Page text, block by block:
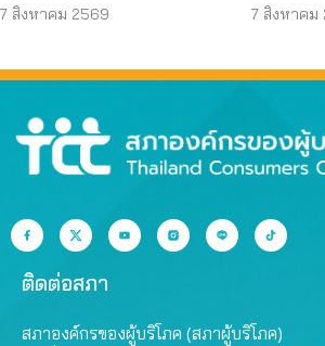
ตั้งหลักได้ รวดเร็ว ทัน
7 สิงหาคม 2569
ออนไล
7 สิงหาคม
ติดต่อสภา
สภาองค์กรของผู้บริโภค (สภาผู้บริโภค)